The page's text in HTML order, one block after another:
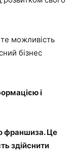
можливість
бізнес
і
франшиза. Це
здійснити